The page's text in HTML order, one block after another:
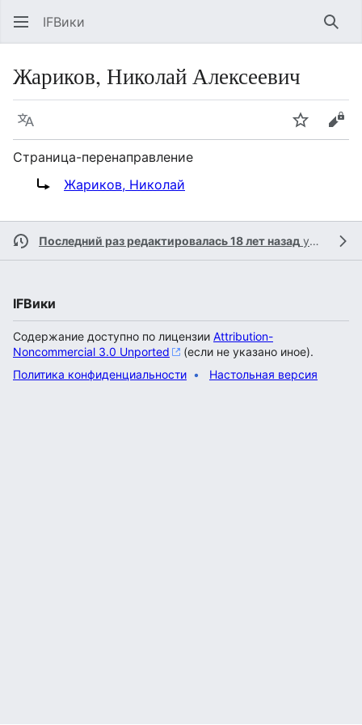
IFВики
Жариков, Николай Алексеевич
Язык Следить
Страница-перенаправление
Перенаправление на:
Жариков, Николай
Последний раз редактировалась 18 лет назад участником
IFВики
Содержание доступно по лицензии Attribution-
Noncommercial 3.0 Unported
(если не указано иное).
Политика конфиденциальности
Настольная версия